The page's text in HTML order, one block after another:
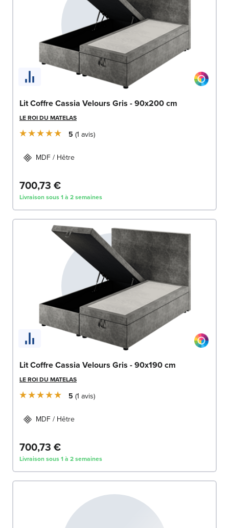
Lit Coffre Cassia Velours Gris - 90x200 cm
LE ROI DU MATELAS
5 1 avis
MDF / Hêtre
700,73 €
Livraison sous 1 à 2 semaines
Lit Coffre Cassia Velours Gris - 90x190 cm
LE ROI DU MATELAS
5 1 avis
MDF / Hêtre
700,73 €
Livraison sous 1 à 2 semaines